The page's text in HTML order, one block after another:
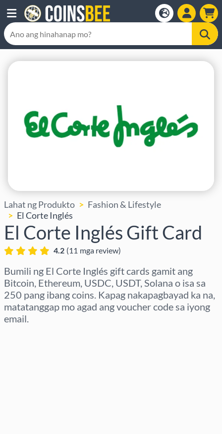
Lahat ng Produkto
Fashion & Lifestyle
El Corte Inglés
El Corte Inglés Gift Card
4.2 (11 mga review)
Bumili ng El Corte Inglés gift cards gamit ang
Bitcoin, Ethereum, USDC, USDT, Solana o isa sa
250 pang ibang coins. Kapag nakapagbayad ka na,
matatanggap mo agad ang voucher code sa iyong
email.